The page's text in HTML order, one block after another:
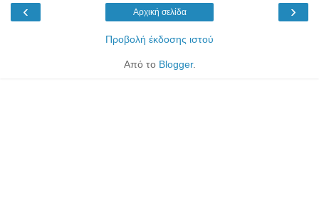
‹ ›
Αρχική σελίδα
Προβολή έκδοσης ιστού
Από το Blogger.